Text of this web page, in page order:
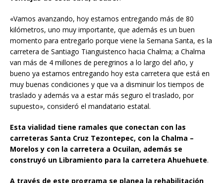
«Vamos avanzando, hoy estamos entregando más de 80
kilómetros, uno muy importante, que además es un buen
momento para entregarlo porque viene la Semana Santa, es la
carretera de Santiago Tianguistenco hacia Chalma; a Chalma
van más de 4 millones de peregrinos a lo largo del año, y
bueno ya estamos entregando hoy esta carretera que está en
muy buenas condiciones y que va a disminuir los tiempos de
traslado y además va a estar más seguro el traslado, por
supuesto», consideró el mandatario estatal.
Esta vialidad tiene ramales que conectan con las
carreteras Santa Cruz Tezontepec, con la Chalma –
Morelos y con la carretera a Ocuilan, además se
construyó un Libramiento para la carretera Ahuehuete.
A través de este programa se planea la rehabilitación